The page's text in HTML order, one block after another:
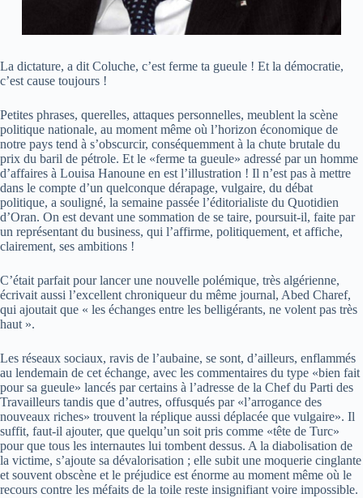
La dictature, a dit Coluche, c’est ferme ta gueule ! Et la démocratie,
c’est cause toujours !
Petites phrases, querelles, attaques personnelles, meublent la scène
politique nationale, au moment même où l’horizon économique de
notre pays tend à s’obscurcir, conséquemment à la chute brutale du
prix du baril de pétrole. Et le «ferme ta gueule» adressé par un homme
d’affaires à Louisa Hanoune en est l’illustration ! Il n’est pas à mettre
dans le compte d’un quelconque dérapage, vulgaire, du débat
politique, a souligné, la semaine passée l’éditorialiste du Quotidien
d’Oran. On est devant une sommation de se taire, poursuit-il, faite par
un représentant du business, qui l’affirme, politiquement, et affiche,
clairement, ses ambitions !
C’était parfait pour lancer une nouvelle polémique, très algérienne,
écrivait aussi l’excellent chroniqueur du même journal, Abed Charef,
qui ajoutait que « les échanges entre les belligérants, ne volent pas très
haut ».
Les réseaux sociaux, ravis de l’aubaine, se sont, d’ailleurs, enflammés
au lendemain de cet échange, avec les commentaires du type «bien fait
pour sa gueule» lancés par certains à l’adresse de la Chef du Parti des
Travailleurs tandis que d’autres, offusqués par «l’arrogance des
nouveaux riches» trouvent la réplique aussi déplacée que vulgaire». Il
suffit, faut-il ajouter, que quelqu’un soit pris comme «tête de Turc»
pour que tous les internautes lui tombent dessus. A la diabolisation de
la victime, s’ajoute sa dévalorisation ; elle subit une moquerie cinglante
et souvent obscène et le préjudice est énorme au moment même où le
recours contre les méfaits de la toile reste insignifiant voire impossible.